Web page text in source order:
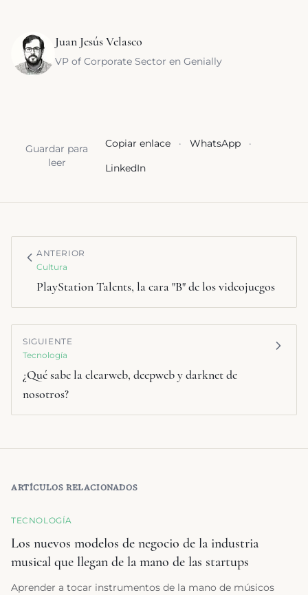
Juan Jesús Velasco
VP of Corporate Sector en Genially
Guardar para
leer
Copiar enlace · WhatsApp
·
LinkedIn
ANTERIOR
Cultura
PlayStation Talents, la cara "B" de los videojuegos
SIGUIENTE
Tecnología
¿Qué sabe la clearweb, deepweb y darknet de
nosotros?
ARTÍCULOS RELACIONADOS
TECNOLOGÍA
Los nuevos modelos de negocio de la industria
musical que llegan de la mano de las startups
Aprender a tocar instrumentos de la mano de músicos